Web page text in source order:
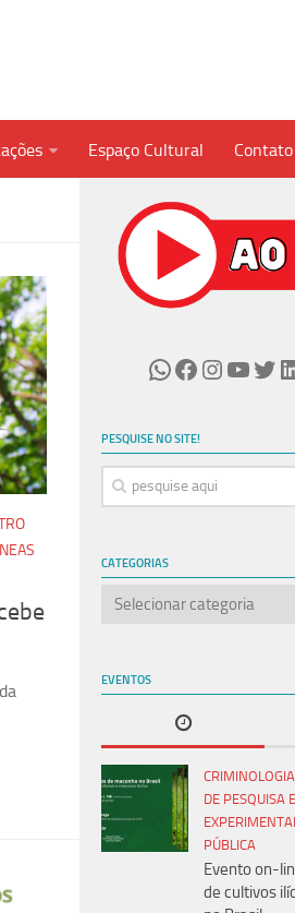
Espaço Cultural Contato
WhatsApp
Facebook
PESQUISE NO SITE!
CATEGORIAS
Categorias
EVENTOS
CRIMINOLOGIA
DE PESQUISA
PÚBLICA
Evento on-
de cultivos